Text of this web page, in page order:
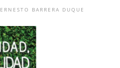
ERNESTO BARRERA DUQUE